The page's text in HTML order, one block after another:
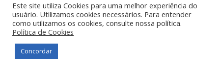
Centro Universitário Santa Terezinha - CEST - Av. Casemiro Junior, 12 - Anil,
Este site utiliza Cookies para uma melhor experiência do
usuário. Utilizamos cookies necessários. Para entender
como utilizamos os cookies, consulte nossa política.
Política de Cookies
Concordar